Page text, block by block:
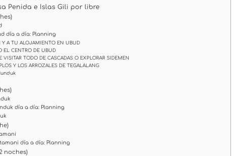
Penida e Islas Gili por libre
día a día: Planning
Y A TU ALOJAMIENTO EN UBUD
EL CENTRO DE UBUD
VISITAR TODO DE CASCADAS O EXPLORAR SIDEMEN
Y LOS ARROZALES DE TEGALALANG
día a día: Planning
día a día: Planning
noches)